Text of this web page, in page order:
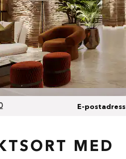
E-postadress
Email
MED